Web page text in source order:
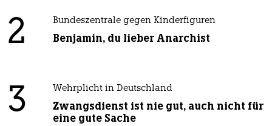
2 Bundeszentrale gegen Kinderfiguren
Benjamin, du lieber Anarchist
3 Wehrplicht in Deutschland
Zwangsdienst ist nie gut, auch nicht für
eine gute Sache